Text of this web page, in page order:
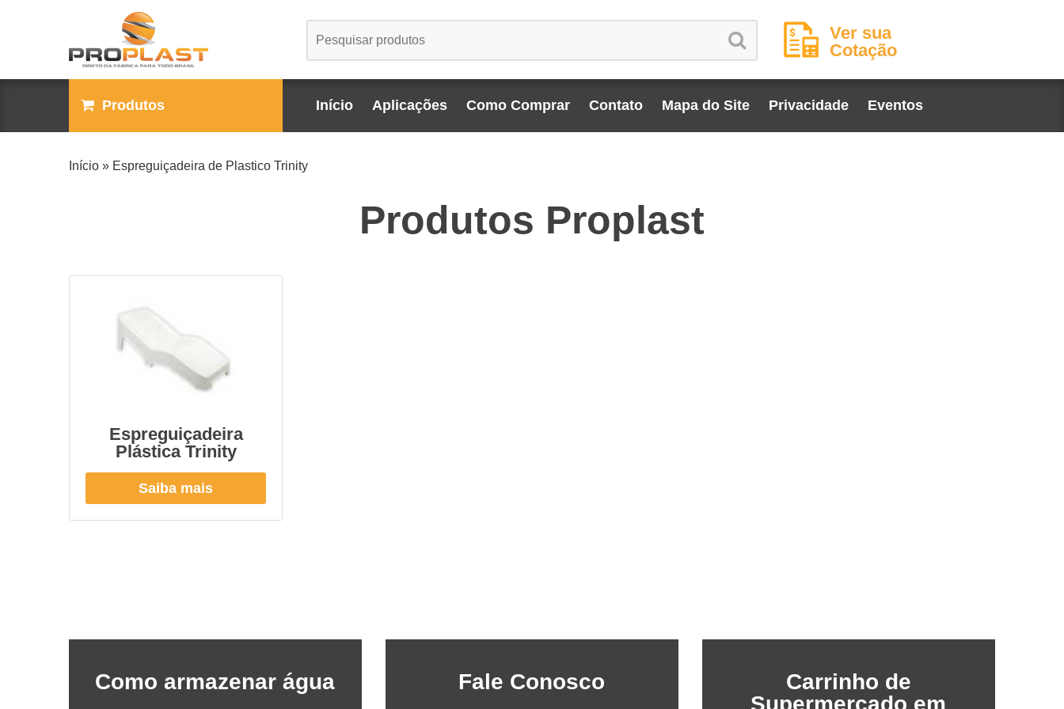
Ver sua
Cotação
Produtos Início Aplicações Como Comprar Contato Mapa do Site Privacidade Eventos
Início » Espreguiçadeira de Plastico Trinity
Produtos Proplast
Espreguiçadeira
Plástica Trinity
Saiba mais
Como armazenar água Fale Conosco
Carrinho de
Supermercado em